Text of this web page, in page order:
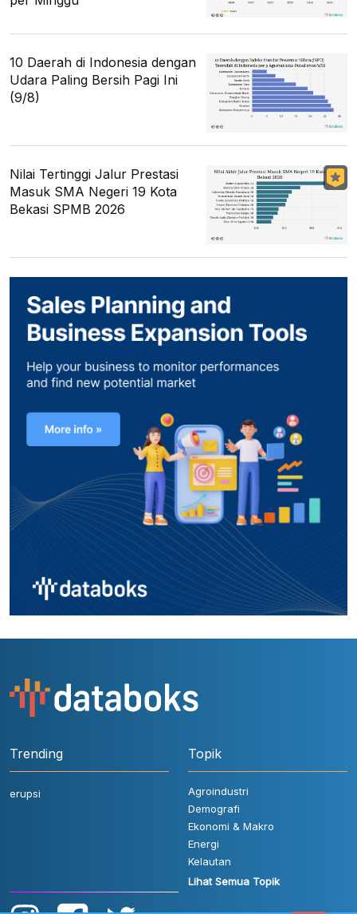
10 Daerah di Indonesia dengan
Udara Paling Bersih Pagi Ini
(9/8)
Nilai Tertinggi Jalur Prestasi
Masuk SMA Negeri 19 Kota
Bekasi SPMB 2026
Trending
erupsi
Topik
Agroindustri
Demografi
Ekonomi & Makro
Energi
Kelautan
Lihat Semua Topik